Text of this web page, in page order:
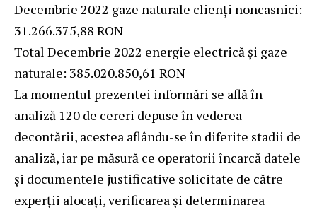
Decembrie 2022 gaze naturale clienți noncasnici:
31.266.375,88 RON
Total Decembrie 2022 energie electrică și gaze
naturale: 385.020.850,61 RON
La momentul prezentei informări se află în
analiză 120 de cereri depuse în vederea
decontării, acestea aflându-se în diferite stadii de
analiză, iar pe măsură ce operatorii încarcă datele
și documentele justificative solicitate de către
experții alocați, verificarea și determinarea